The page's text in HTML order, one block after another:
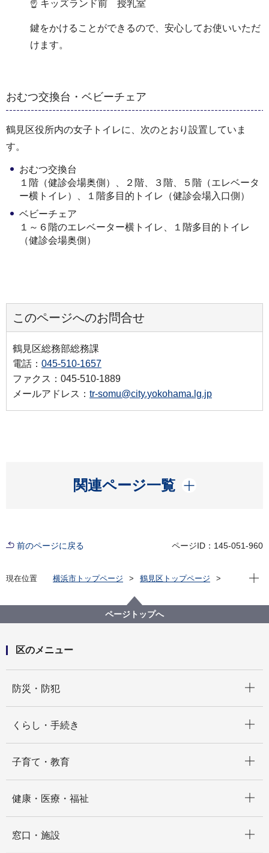
☝ キッズランド前 授乳室
鍵をかけることができるので、安心してお使いいただ
けます。
おむつ交換台・ベビーチェア
鶴見区役所内の女子トイレに、次のとおり設置していま
す。
おむつ交換台
１階（健診会場奥側）、２階、３階、５階（エレベータ
ー横トイレ）、１階多目的トイレ（健診会場入口側）
ベビーチェア
１～６階のエレベーター横トイレ、１階多目的トイレ
（健診会場奥側）
このページへのお問合せ
鶴見区総務部総務課
電話： 045-510-1657
ファクス：045-510-1889
メールアドレス： tr-somu@city.yokohama.lg.jp
関連ページ一覧
開く
前のページに戻る ページID：145-051-960
現在位置 横浜市トップページ
鶴見区トップページ
こども・赤ちゃん
現在
ページトップへ
区のメニュー
防災・防犯
くらし・手続き
子育て・教育
健康・医療・福祉
窓口・施設